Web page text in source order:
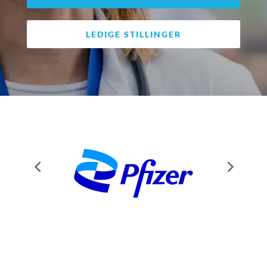
LEDIGE STILLINGER